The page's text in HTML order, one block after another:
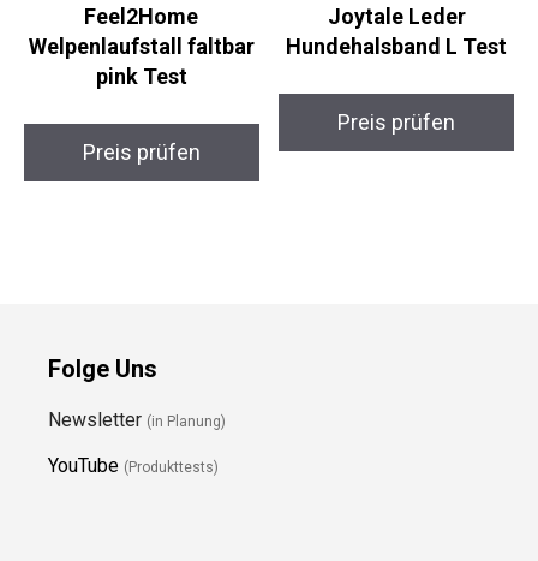
Feel2Home
Welpenlaufstall faltbar
pink Test
Preis prüfen
Joytale Leder
Hundehalsband L Test
Preis prüfen
Folge Uns
Newsletter (in Planung)
YouTube (Produkttests)